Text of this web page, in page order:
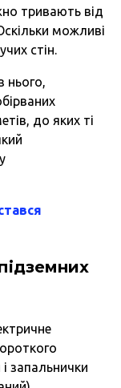
тривають від
можливі
стін.
нього,
до яких ті
запальнички